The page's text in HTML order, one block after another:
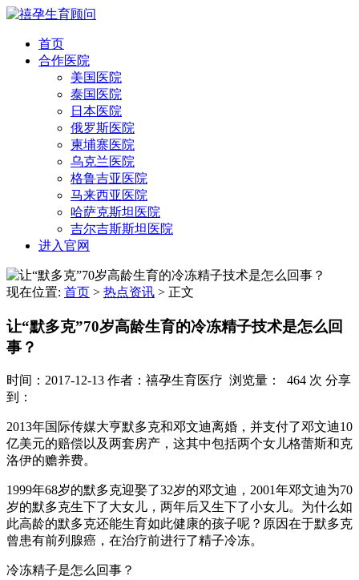
首页
合作医院
美国医院
泰国医院
日本医院
俄罗斯医院
柬埔寨医院
乌克兰医院
格鲁吉亚医院
马来西亚医院
哈萨克斯坦医院
吉尔吉斯斯坦医院
进入官网
现在位置: 首页 > 热点资讯 > 正文
让“默多克”70岁高龄生育的冷冻精子技术是怎么回
事？
时间：2017-12-13 作者：禧孕生育医疗 浏览量： 464 次 分享
到：
2013年国际传媒大亨默多克和邓文迪离婚，并支付了邓文迪10
亿美元的赔偿以及两套房产，这其中包括两个女儿格蕾斯和克
洛伊的赡养费。
1999年68岁的默多克迎娶了32岁的邓文迪，2001年邓文迪为70
岁的默多克生下了大女儿，两年后又生下了小女儿。为什么如
此高龄的默多克还能生育如此健康的孩子呢？原因在于默多克
曾患有前列腺癌，在治疗前进行了精子冷冻。
冷冻精子是怎么回事？